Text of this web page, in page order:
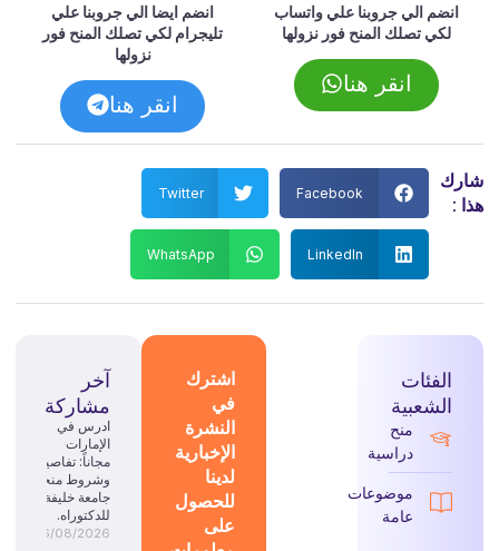
انضم الي جروبنا علي واتساب
لكي تصلك المنح فور نزولها
انقر هنا
انضم ايضا الي جروبنا علي
تليجرام لكي تصلك المنح فور
نزولها
انقر هنا
شارك
هذا :
Facebook
Twitter
LinkedIn
WhatsApp
الفئات
الشعبية
منح
دراسية
موضوعات
عامة
اشترك
في
النشرة
الإخبارية
لدينا
للحصول
على
آخر
مشاركة
ادرس في
الإمارات
مجاناً: تفاصيل
وشروط منحة
جامعة خليفة
للدكتوراه.
06/08/2026